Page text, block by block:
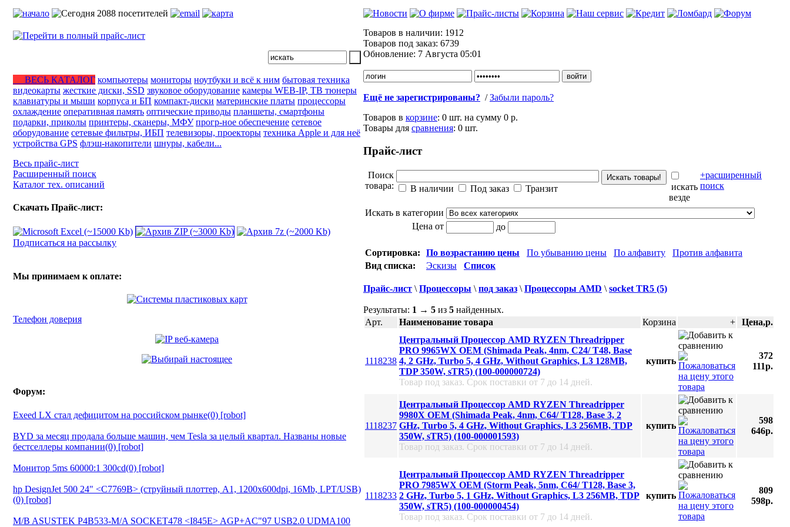
ВЕСЬ КАТАЛОГ компьютеры мониторы ноутбуки и всё к ним бытовая техника
видеокарты жесткие диски, SSD звуковое оборудование камеры WEB-IP, ТВ тюнеры
клавиатуры и мыши корпуса и БП компакт-диски материнские платы процессоры
охлаждение оперативная память оптические приводы планшеты, смартфоны
подарки, приколы принтеры, сканеры, МФУ прогр-ное обеспечение сетевое
оборудование сетевые фильтры, ИБП телевизоры, проекторы техника Apple и для неё
устройства GPS флэш-накопители шнуры, кабели...
Весь прайс-лист
Расширенный поиск
Каталог тех. описаний
Скачать Прайс-лист:
Подписаться на рассылку
Мы принимаем к оплате:
Телефон доверия
Форум:
Exeed LX стал дефицитом на российском рынке(0) [robot]
BYD за месяц продала больше машин, чем Tesla за целый квартал. Названы новые
бестселлеры компании(0) [robot]
Монитор 5ms 60000:1 300cd(0) [robot]
hp DesignJet 500 24" <C7769B> (струйный плоттер, A1, 1200х600dpi, 16Mb, LPT/USB)
(0) [robot]
M/B ASUSTEK P4B533-M/A SOCKET478 <I845E> AGP+AC"97 USB2.0 UDMA100
Товаров в наличии: 1912
Товаров под заказ: 6739
Обновление: 7 Августа 05:01
Ещё не зарегистрированы? /Забыли пароль?
Товаров в корзине: 0 шт. на сумму 0 р.
Товары для сравнения: 0 шт.
Прайс-лист
Поиск
товара:
В наличии Под заказ Транзит
искать
везде
+расширенный
поиск
Искать в категории
Цена от
до
Сортировка: По возрастанию цены По убыванию цены По алфавиту
Против алфавита
Вид списка:
Эскизы Список
Прайс-лист \Процессоры \под заказ \Процессоры AMD \socket TR5 (5)
Результаты: 1 → 5 из 5 найденных.
Арт.
Наименование товара Корзина + Цена,p.
1118238
Центральный Процессор AMD RYZEN Threadripper
PRO 9965WX OEM (Shimada Peak, 4nm, C24/ T48, Base
4, 2 GHz, Turbo 5, 4 GHz, Without Graphics, L3 128MB,
TDP 350W, sTR5) (100-000000724)
Товар под заказ. Срок поставки от 7 до 14 дней.
купить
372
111p.
1118237
Центральный Процессор AMD RYZEN Threadripper
9980X OEM (Shimada Peak, 4nm, C64/ T128, Base 3, 2
GHz, Turbo 5, 4 GHz, Without Graphics, L3 256MB, TDP
350W, sTR5) (100-000001593)
Товар под заказ. Срок поставки от 7 до 14 дней.
купить
598
646p.
1118233
Центральный Процессор AMD RYZEN Threadripper
PRO 7985WX OEM (Storm Peak, 5nm, C64/ T128, Base 3,
2 GHz, Turbo 5, 1 GHz, Without Graphics, L3 256MB, TDP
350W, sTR5) (100-000000454)
Товар под заказ. Срок поставки от 7 до 14 дней.
купить
809
598p.